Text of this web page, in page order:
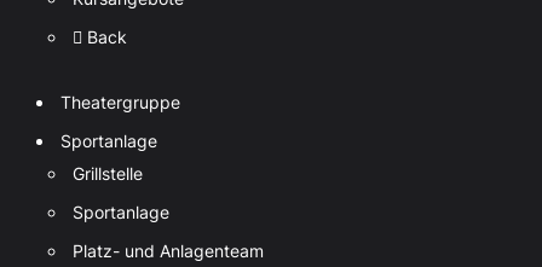
Back
Theatergruppe
Sportanlage
Grillstelle
Sportanlage
Platz- und Anlagenteam